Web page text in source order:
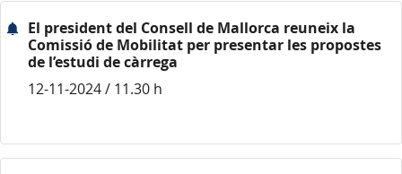
El president del Consell de Mallorca reuneix la
Comissió de Mobilitat per presentar les propostes
de l’estudi de càrrega
12-11-2024 / 11.30 h